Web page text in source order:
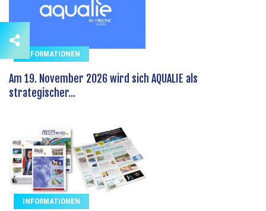
INFORMATIONEN
Am 19. November 2026 wird sich AQUALIE als
strategischer...
INFORMATIONEN